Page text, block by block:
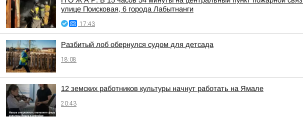
улице Поисковая, 6 города Лабытнанги
17:43
Разбитый лоб обернулся судом для детсада
18:08
12 земских работников культуры начнут работать на Ямале
20:43